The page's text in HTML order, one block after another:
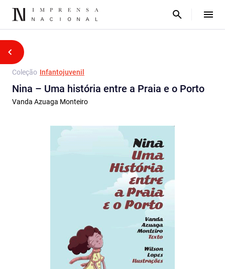
Coleção Infantojuvenil
Nina – Uma história entre a Praia e o Porto
Vanda Azuaga Monteiro